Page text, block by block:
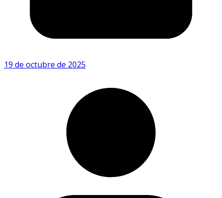
19 de octubre de 2025